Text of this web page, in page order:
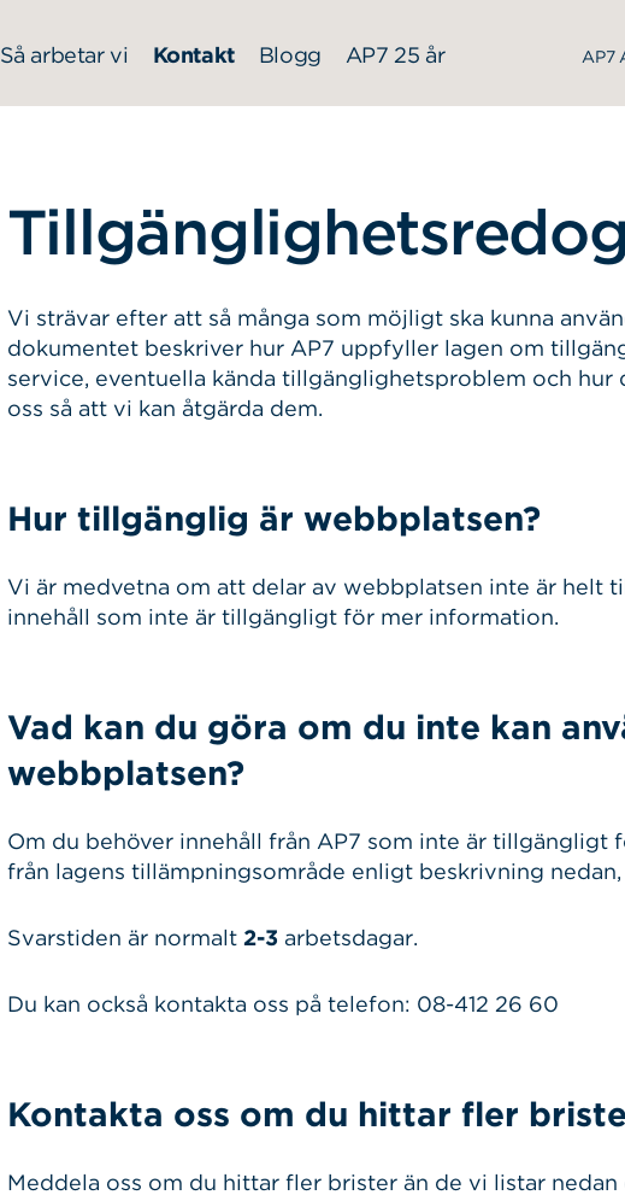
Så arbetar vi Kontakt Blogg AP7 25 år AP7
Vi strävar efter att så många som möjligt ska kunna
dokumentet beskriver hur AP7 uppfyller lagen om
service, eventuella kända tillgänglighetsproblem och hur
oss så att vi kan åtgärda dem.
Hur tillgänglig är webbplatsen?
Vi är medvetna om att delar av webbplatsen inte är helt
innehåll som inte är tillgängligt för mer information.
Vad kan du göra om du inte kan
webbplatsen?
Om du behöver innehåll från AP7 som inte är tillgängligt
från lagens tillämpningsområde enligt beskrivning nedan,
Svarstiden är normalt 2-3 arbetsdagar.
Du kan också kontakta oss på telefon: 08-412 26 60
Kontakta oss om du hittar fler
Meddela oss om du hittar fler brister än de vi listar